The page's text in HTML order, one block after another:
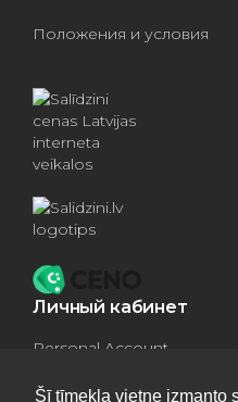
Šī tīmekļa vietne izmanto
Положения и условия
Личный кабинет
Personal Account